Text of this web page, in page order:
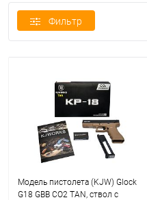
Фильтр
Модель пистолета (KJW) Glock
G18 GBB CO2 TAN, ствол с